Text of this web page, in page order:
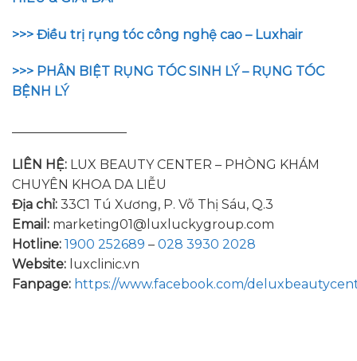
>>> Điều trị rụng tóc công nghệ cao – Luxhair
>>> PHÂN BIỆT RỤNG TÓC SINH LÝ – RỤNG TÓC
BỆNH LÝ
LIÊN HỆ: LUX BEAUTY CENTER – PHÒNG KHÁM
CHUYÊN KHOA DA LIỄU
Địa chỉ: 33C1 Tú Xương, P. Võ Thị Sáu, Q.3
Email: marketing01@luxluckygroup.com
Hotline: 1900 252689 – 028 3930 2028
Website: luxclinic.vn
Fanpage: https://www.facebook.com/